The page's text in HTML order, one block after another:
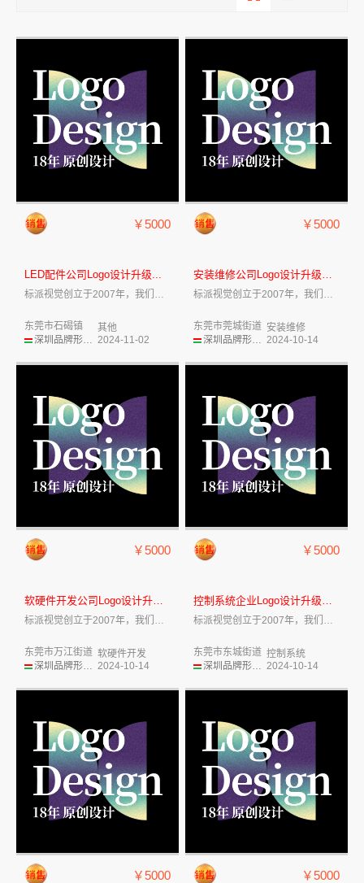
￥5000
LED配件公司Logo设计升级...
标派视觉创立于2007年，我们致力于企业...
深圳品牌形象设计
东莞市石碣镇
其他
2024-11-02
￥5000
安装维修公司Logo设计升级改...
标派视觉创立于2007年，我们致力于企业...
深圳品牌形象设计
东莞市莞城街道 安装维修
2024-10-14
￥5000
东莞市万江街道 软硬件开发
2024-10-14
￥5000
东莞市东城街道 控制系统
2024-10-14
￥5000 ￥5000